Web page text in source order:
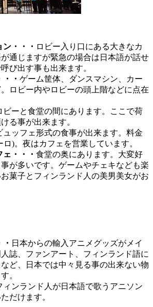
・・・ ロビー入り口にある大きなカ
通じますが緊急の場合は日本語が話せ
び出す事も出来ます。
・ ゲーム筐体、ダンスマシン、カー
ロビー内やロビーの頭上階などに点在
ビーと食堂の間にあります。ここで荷
る事が出来ます。
ュッフェ形式の食事が出来ます。料金
)。夜はカフェを営業しています。
・・・ 食堂の奥にあります。大変好
が多いです。ゲームやチェキなども楽
菓子とフィンランド人の美男美女がお
日本からの輸入アニメグッズがメイ
誌、ファンアート、フィンランド語に
ど、日本では中々見る事の出来ない物
。
ィンランド人が日本語で歌うアニソン
だけます。